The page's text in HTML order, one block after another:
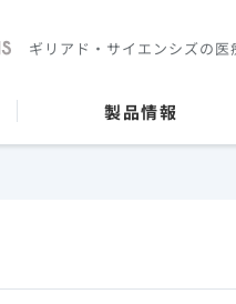
ギリアド・サイエンシズの医
製品情報